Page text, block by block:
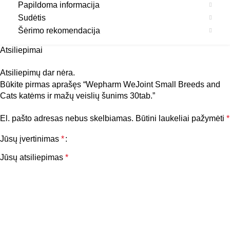
Papildoma informacija
Sudėtis
Šėrimo rekomendacija
Atsiliepimai
Atsiliepimų dar nėra.
Būkite pirmas aprašęs “Wepharm WeJoint Small Breeds and
Cats katėms ir mažų veislių šunims 30tab.”
El. pašto adresas nebus skelbiamas. Būtini laukeliai pažymėti *
Jūsų įvertinimas *
Jūsų atsiliepimas *